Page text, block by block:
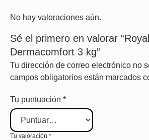
No hay valoraciones aún.
Sé el primero en valorar
Dermacomfort 3 kg”
Tu dirección de correo electrónico no
campos obligatorios están marcados
Tu puntuación *
Tu valoración *